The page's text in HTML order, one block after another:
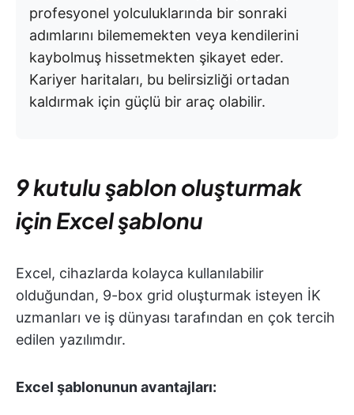
profesyonel yolculuklarında bir sonraki
adımlarını bilememekten veya kendilerini
kaybolmuş hissetmekten şikayet eder.
Kariyer haritaları, bu belirsizliği ortadan
kaldırmak için güçlü bir araç olabilir.
9 kutulu şablon oluşturmak
için Excel şablonu
Excel, cihazlarda kolayca kullanılabilir
olduğundan, 9-box grid oluşturmak isteyen İK
uzmanları ve iş dünyası tarafından en çok tercih
edilen yazılımdır.
Excel şablonunun avantajları: